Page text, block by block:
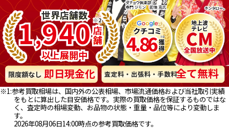
世界店舗数
世界店舗数
1,940 ※2
※2
以上展開中
以上展開中
店
舗
店
舗 4.86
限度額なし 即日現金化 査定料・出張料・手数料全て無料
※1:参考買取相場は、国内外の公表相場、市場流通価格および当社取引実績
をもとに算出した目安価格です。実際の買取価格を保証するものではな
く、査定時の相場変動、お品物の状態・重量・品位等により変動しま
す。
2026年08月06日14:00時点の参考買取価格です。